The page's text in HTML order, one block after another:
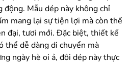
Mẫu dép này không chỉ
mang lại sự tiện lợi mà còn thể
đại, tươi mới. Đặc biệt, thiết kế
thể dễ dàng di chuyển mà
ngày hè oi ả, đôi dép này thực